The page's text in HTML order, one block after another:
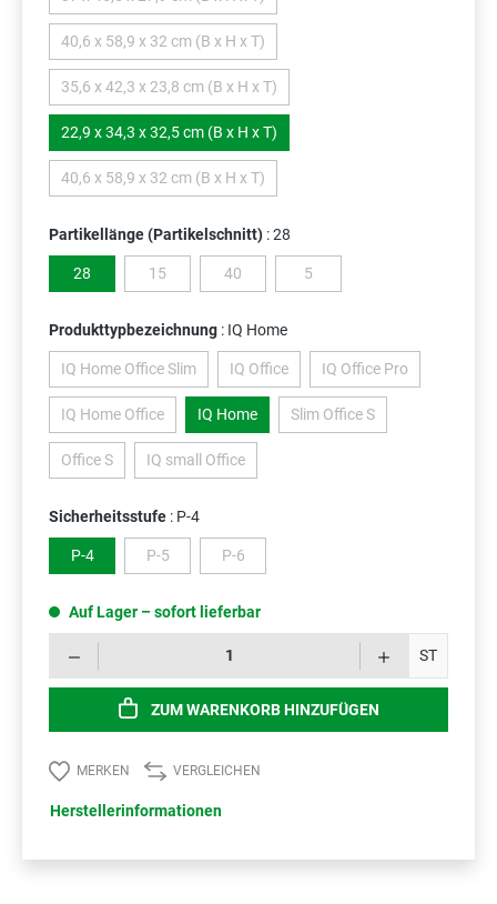
(Diese Option ist zurzeit nicht verfügbar.)
40,6 x 58,9 x 32 cm (B x H x T)(Diese Option ist zurzeit nicht verfügbar.)
35,6 x 42,3 x 23,8 cm (B x H x T)(Diese Option ist zurzeit nicht verfügbar.)
22,9 x 34,3 x 32,5 cm (B x H x T)
40,6 x 58,9 x 32 cm (B x H x T)
(Diese Option ist zurzeit nicht verfügbar.)
Partikellänge (Partikelschnitt) : 28
28 15(Diese Option ist zurzeit nicht verfügbar.)
40(Diese Option ist zurzeit nicht verfügbar.)
5(Diese Option ist zurzeit nicht
Produkttypbezeichnung : IQ Home
IQ Home Office Slim(Diese Option ist zurzeit nicht verfügbar.)
IQ Office(Diese Option ist zurzeit nicht
IQ Office Pro(Diese Option ist
IQ Home Office(Diese Option ist zurzeit nicht verfügbar.)
IQ Home Slim Office S(Diese Option ist zurzeit
Office S(Diese Option ist zurzeit nicht verfügbar.)
IQ small Office(Diese Option ist zurzeit nicht verfügbar.)
Sicherheitsstufe : P-4
P-4 P-5(Diese Option ist zurzeit nicht verfügbar.)
P-6(Diese Option ist zurzeit nicht verfügbar.)
Auf Lager – sofort lieferbar
ST
ZUM WARENKORB HINZUFÜGEN
MERKEN VERGLEICHEN
Herstellerinformationen